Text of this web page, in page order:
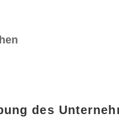
des